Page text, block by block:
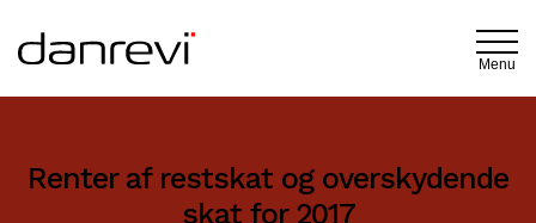
Menu
Renter af restskat og overskydende
skat for 2017